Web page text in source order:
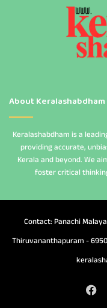
About Keralashabdham
Keralashabdham is a
providing accurate,
Kerala and beyond. We
foster critical
Contact: Panachi
Thiruvananthapuram -